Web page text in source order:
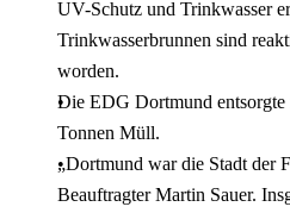
UV-Schutz und Trinkwasser
Trinkwasserbrunnen sind
worden.
Die EDG Dortmund
Tonnen Müll.
„Dortmund war die Stadt der
Beauftragter Martin Sauer.